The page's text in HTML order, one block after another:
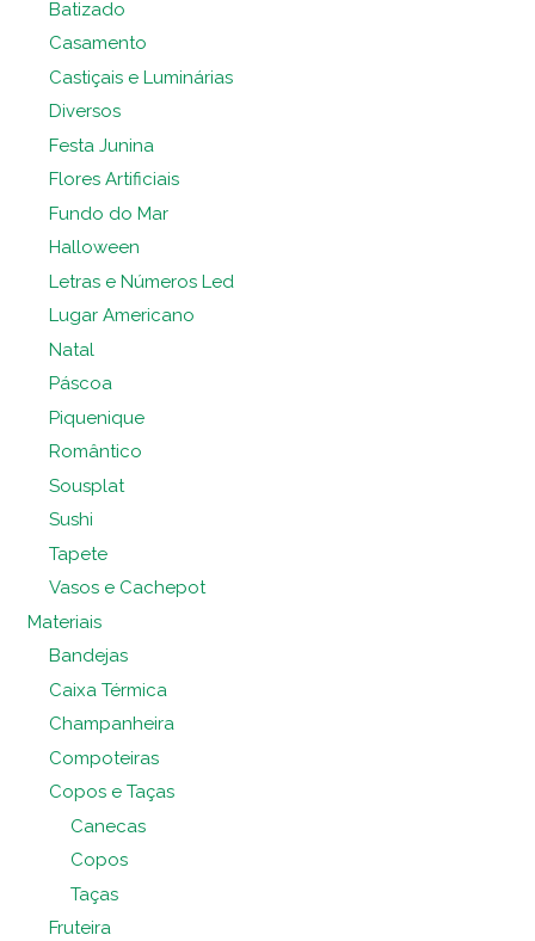
Batizado
Casamento
Castiçais e Luminárias
Diversos
Festa Junina
Flores Artificiais
Fundo do Mar
Halloween
Letras e Números Led
Lugar Americano
Natal
Páscoa
Piquenique
Romântico
Sousplat
Sushi
Tapete
Vasos e Cachepot
Materiais
Bandejas
Caixa Térmica
Champanheira
Compoteiras
Copos e Taças
Canecas
Copos
Taças
Fruteira